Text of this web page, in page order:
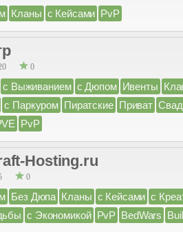
Кланы с Кейсами PvP
0
с Выживанием с Дюпом Ивенты
с Паркуром Пиратские Приват
PvP
Hosting.ru
0
Без Дюпа Кланы с Кейсами с
с Экономикой PvP BedWars